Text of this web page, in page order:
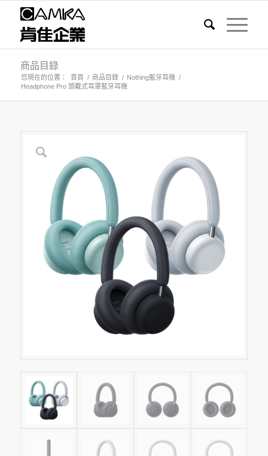
商品目錄
您現在的位置： 首頁 / 商品目錄 / Nothing藍牙耳機 /
Headphone Pro 頭戴式耳罩藍牙耳機